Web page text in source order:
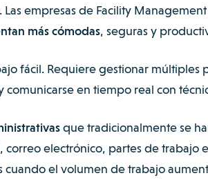
Las empresas de Facility
más cómodas, seguras y
fácil. Requiere gestionar múltiples
comunicarse en tiempo real con
que tradicionalmente se
correo electrónico, partes de trabajo
cuando el volumen de trabajo